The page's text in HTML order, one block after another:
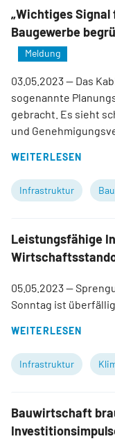
„Wichtiges
Baugewerbe
Meldung
03.05.2023— Das
sogenannte
gebracht. Es sieht
und
WEITERLESEN
Infrastruktur
Leistungsfähige
05.05.2023—
Sonntag ist überfällig
WEITERLESEN
Infrastruktur
Bauwirtschaft